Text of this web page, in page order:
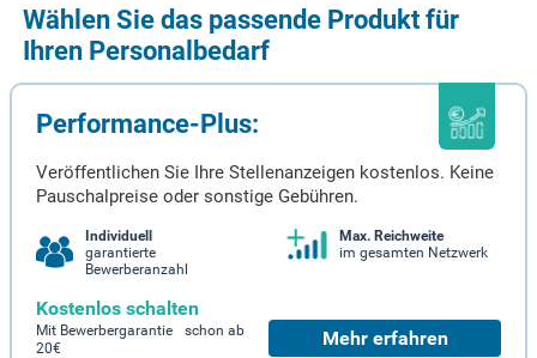
Wählen Sie das passende Produkt für
Ihren Personalbedarf
Performance-Plus:
Veröffentlichen Sie Ihre Stellenanzeigen kostenlos. Keine
Pauschalpreise oder sonstige Gebühren.
Individuell
garantierte
Bewerberanzahl
Max. Reichweite
im gesamten Netzwerk
Kostenlos schalten
Mit Bewerbergarantie schon ab
20€
Mehr erfahren